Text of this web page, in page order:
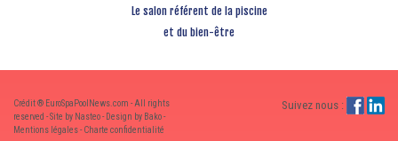
Le salon référent de la piscine
et du bien-être
Crédit ® EuroSpaPoolNews.com - All rights
reserved - Site by Nasteo - Design by Bako -
Mentions légales-Charte confidentialité
Suivez nous :